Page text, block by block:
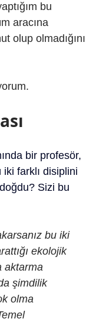
bu
aracına
olup olmadığını
bir profesör,
farklı disiplini
Sizi bu
bu iki
ekolojik
aktarma
şimdilik
olma